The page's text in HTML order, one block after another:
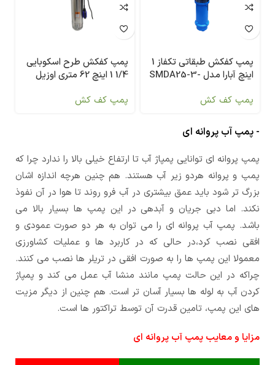
پمپ کفکش طبقاتی تکفاز 1
اینچ آبارا مدل SMDA25-3-
پمپ کف کش
پمپ کفکش طرح اسکوبایی
1/4 1 اینچ 62 متری اوزیل
پمپ کف کش
- پمپ آب پروانه ای
پمپ پروانه ای توانایی پمپاژ آب تا ارتفاع خیلی بالا را ندارد چرا که
پمپ و پروانه هردو زیر آب هستند. هم چنین هرچه اندازه اشان
بزرگ تر شود باید عمق بیشتری در آب فرو روند تا هوا در آن نفوذ
نکند. اما دبی جریان و آبدهی در این پمپ ها بسیار بالا می
باشد. پمپ آب پروانه ای را می توان به هر دو صورت عمودی و
افقی نصب کرد،در حالی که در کاربرد ها و عملیات کشاورزی
معمولا این پمپ ها را به صورت افقی در تریلر ها نصب می کنند.
چراکه در این حالت پمپ مانند منشا آب عمل می کند و پمپاژ
کردن آب به لوله ها بسیار آسان تر است. هم چنین از دیگر مزیت
های این پمپ، تامین قدرت آن توسط تراکتور ها است.
مزایا و معایب پمپ آب پروانه ای